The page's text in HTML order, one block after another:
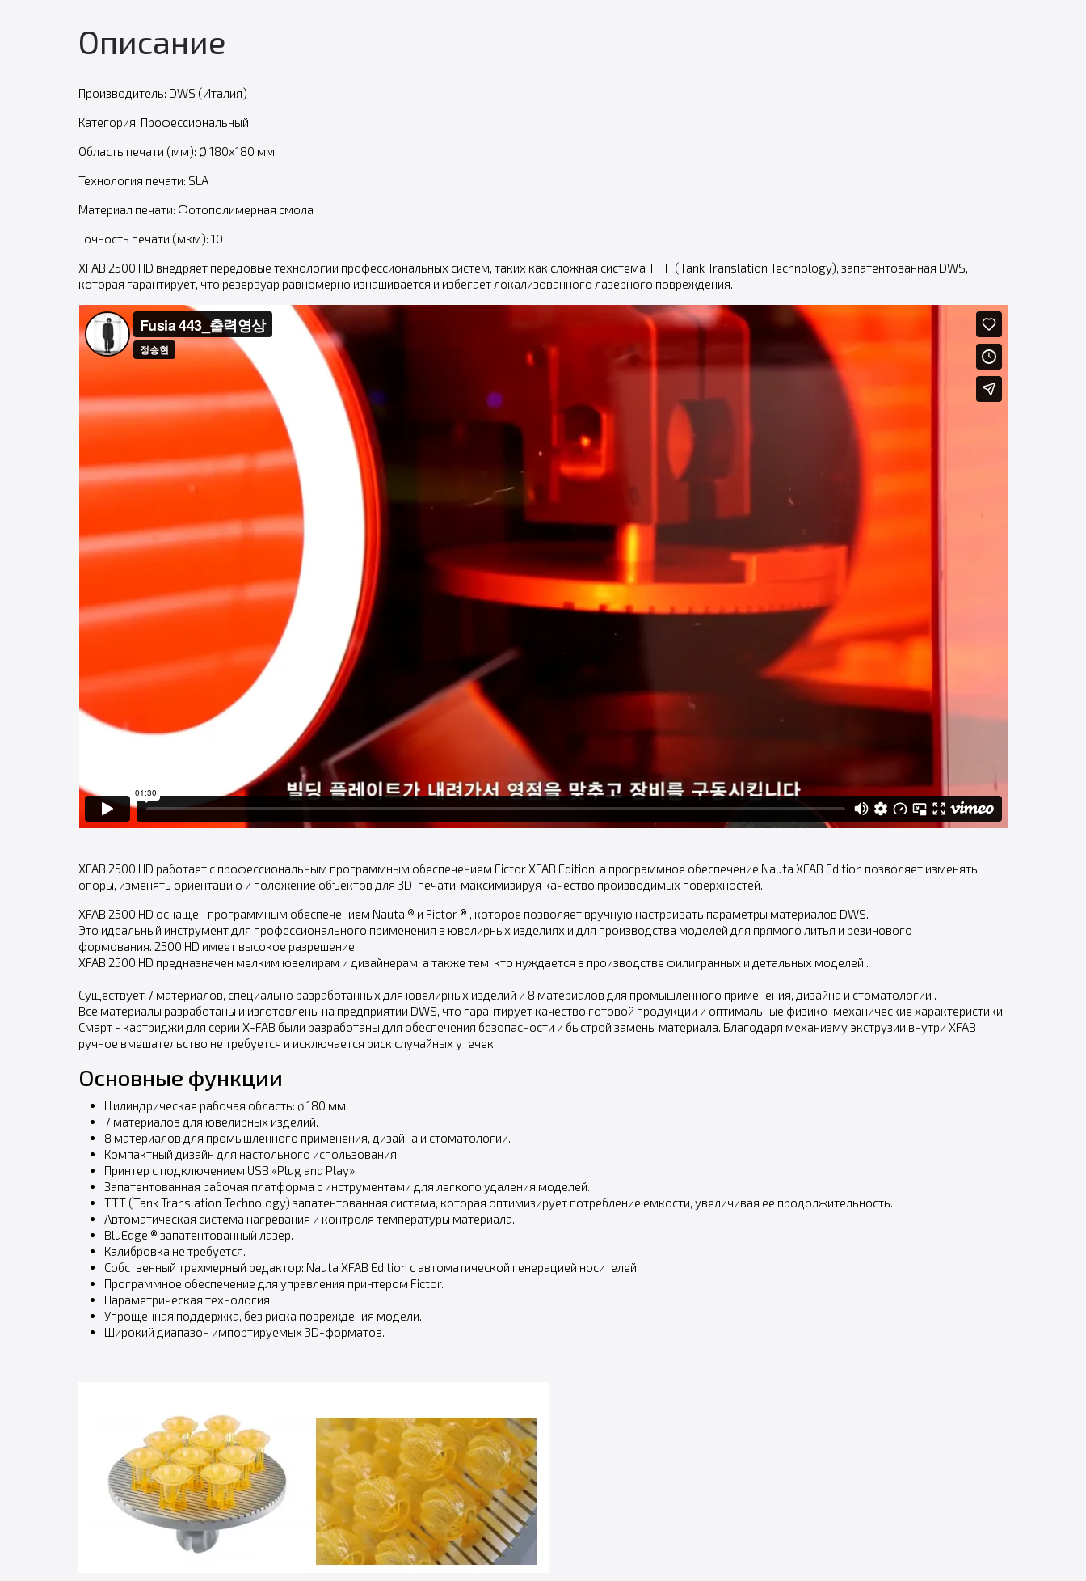
Описание
Производитель: DWS (Италия)
Категория: Профессиональный
Область печати (мм): Ø 180x180 мм
Технология печати: SLA
Материал печати: Фотополимерная смола
Точность печати (мкм): 10
XFAB 2500 HD внедряет передовые технологии профессиональных систем, таких как сложная система TTT (Tank Translation Technology), запатентованная DWS,
которая гарантирует, что резервуар равномерно изнашивается и избегает локализованного лазерного повреждения.
XFAB 2500 HD работает с профессиональным программным обеспечением Fictor XFAB Edition, а программное обеспечение Nauta XFAB Edition позволяет изменять
опоры, изменять ориентацию и положение объектов для 3D-печати, максимизируя качество производимых поверхностей.
XFAB 2500 HD оснащен программным обеспечением Nauta ® и Fictor ® , которое позволяет вручную настраивать параметры материалов DWS.
Это идеальный инструмент для профессионального применения в ювелирных изделиях и для производства моделей для прямого литья и резинового
формования. 2500 HD имеет высокое разрешение.
XFAB 2500 HD предназначен мелким ювелирам и дизайнерам, а также тем, кто нуждается в производстве филигранных и детальных моделей .
Существует 7 материалов, специально разработанных для ювелирных изделий и 8 материалов для промышленного применения, дизайна и стоматологии .
Все материалы разработаны и изготовлены на предприятии DWS, что гарантирует качество готовой продукции и оптимальные физико-механические характеристики.
Смарт - картриджи для серии X-FAB были разработаны для обеспечения безопасности и быстрой замены материала. Благодаря механизму экструзии внутри XFAB
ручное вмешательство не требуется и исключается риск случайных утечек.
Основные функции
Цилиндрическая рабочая область: ø 180 мм.
7 материалов для ювелирных изделий.
8 материалов для промышленного применения, дизайна и стоматологии.
Компактный дизайн для настольного использования.
Принтер с подключением USB «Plug and Play».
Запатентованная рабочая платформа с инструментами для легкого удаления моделей.
TTT (Tank Translation Technology) запатентованная система, которая оптимизирует потребление емкости, увеличивая ее продолжительность.
Автоматическая система нагревания и контроля температуры материала.
BluEdge ® запатентованный лазер.
Калибровка не требуется.
Собственный трехмерный редактор: Nauta XFAB Edition с автоматической генерацией носителей.
Программное обеспечение для управления принтером Fictor.
Параметрическая технология.
Упрощенная поддержка, без риска повреждения модели.
Широкий диапазон импортируемых 3D-форматов.